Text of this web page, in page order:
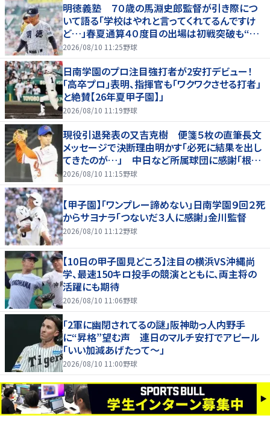
明徳義塾 ７０歳の馬淵史郎監督が引き際につ
いて語る「学校はやれと言ってくれてるんですけ
ど…」春夏通算４０度目の出場は初戦突破も“馬
淵節”炸裂
2026/08/10 11:25野球
日南学園のプロ注目強打者が2安打デビュー！
「高卒プロ」表明、指揮官も「ワクワクさせる打者」
と絶賛【26年夏甲子園】」
2026/08/10 11:19野球
現役引退発表の又吉克樹 便箋５枚の直筆長文
メッセージで決断理由明かす「必死に結果を出し
てきたのが…」 中日など所属球団に感謝「根気
強く指導してもらった」
2026/08/10 11:15野球
【甲子園】「ワンプレー諦めない」日南学園９回２死
からサヨナラ「つないだ３人に感謝」金川監督
2026/08/10 11:12野球
【10日の甲子園見どころ】注目の横浜VS沖縄尚
学、最速150キロ投手の競演とともに、両主将の
活躍にも期待
2026/08/10 11:06野球
「2軍に幽閉されてるの謎」阪神助っ人内野手
に“昇格”望む声 連日のマルチ安打でアピール
「いい加減あげたって〜」
2026/08/10 11:00野球